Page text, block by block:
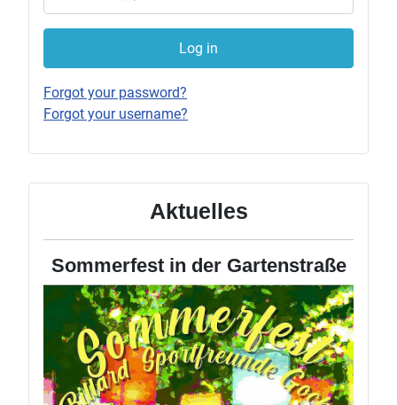
Aktuelles
Sommerfest in der Gartenstraße
Log in
Forgot your password?
Forgot your username?